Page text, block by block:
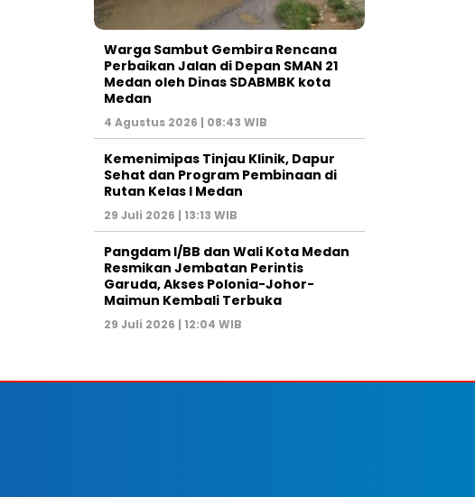
Warga Sambut Gembira Rencana
Perbaikan Jalan di Depan SMAN 21
Medan oleh Dinas SDABMBK kota
Medan
4 Agustus 2026 | 08:43 WIB
Kemenimipas Tinjau Klinik, Dapur
Sehat dan Program Pembinaan di
Rutan Kelas I Medan
29 Juli 2026 | 13:13 WIB
Pangdam I/BB dan Wali Kota Medan
Resmikan Jembatan Perintis
Garuda, Akses Polonia-Johor-
Maimun Kembali Terbuka
29 Juli 2026 | 12:04 WIB